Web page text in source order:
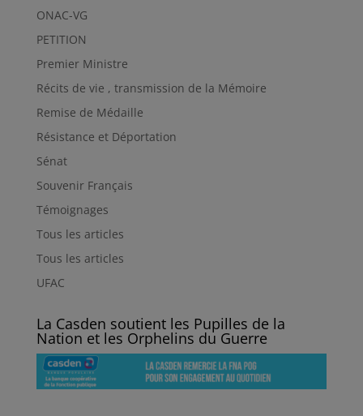
ONAC-VG
PETITION
Premier Ministre
Récits de vie , transmission de la Mémoire
Remise de Médaille
Résistance et Déportation
Sénat
Souvenir Français
Témoignages
Tous les articles
Tous les articles
UFAC
La Casden soutient les Pupilles de la
Nation et les Orphelins du Guerre